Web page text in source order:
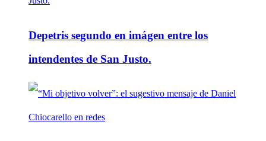
Depetris segundo en imágen entre los
intendentes de San Justo.